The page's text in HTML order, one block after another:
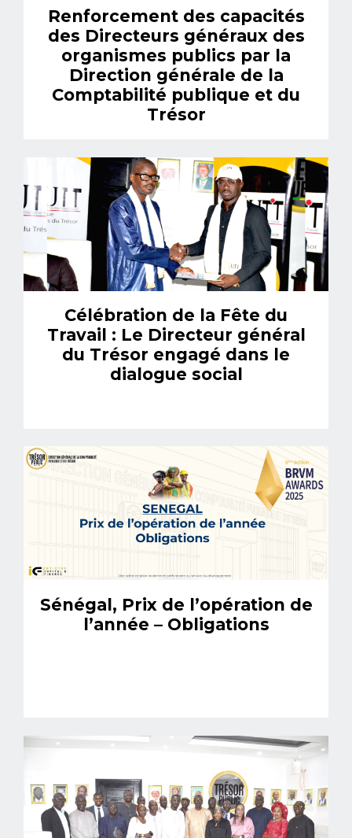
Renforcement des capacités
des Directeurs généraux des
organismes publics par la
Direction générale de la
Comptabilité publique et du
Trésor
Célébration de la Fête du
Travail : Le Directeur général
du Trésor engagé dans le
dialogue social
Sénégal, Prix de l’opération de
l’année – Obligations